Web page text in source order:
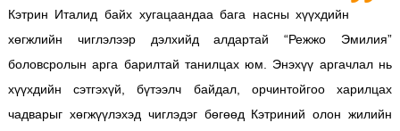
Кэтрин Италид байх хугацаандаа бага насны хүүхдийн
хөгжлийн чиглэлээр дэлхийд алдартай “Режжо Эмилия”
боловсролын арга барилтай танилцах юм. Энэхүү аргачлал нь
хүүхдийн сэтгэхүй, бүтээлч байдал, орчинтойгоо харилцах
чадварыг хөгжүүлэхэд чиглэдэг бөгөөд Кэтриний олон жилийн